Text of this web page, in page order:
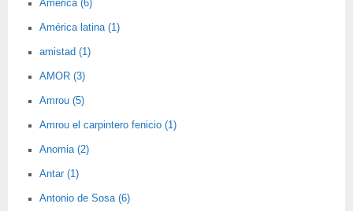
América (6)
América latina (1)
amistad (1)
AMOR (3)
Amrou (5)
Amrou el carpintero fenicio (1)
Anomia (2)
Antar (1)
Antonio de Sosa (6)